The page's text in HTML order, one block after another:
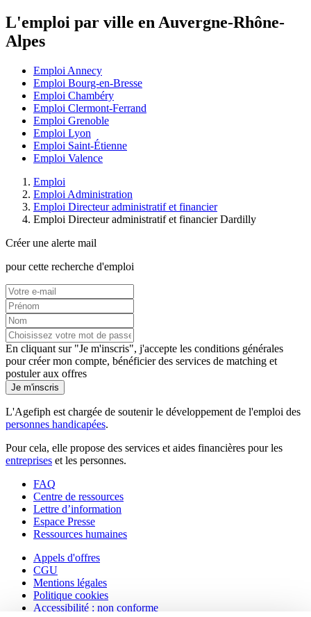
L'emploi par ville en Auvergne-Rhône-
Alpes
Emploi Annecy
Emploi Bourg-en-Bresse
Emploi Chambéry
Emploi Clermont-Ferrand
Emploi Grenoble
Emploi Lyon
Emploi Saint-Étienne
Emploi Valence
Emploi
Emploi Administration
Emploi Directeur administratif et financier
Emploi Directeur administratif et financier Dardilly
Créer une alerte mail
pour cette recherche d'emploi
En cliquant sur "Je m'inscris", j'accepte les conditions générales
pour créer mon compte, bénéficier des services de matching et
postuler aux offres
Je m'inscris
L'Agefiph est chargée de soutenir le développement de l'emploi des
personnes handicapées.
Pour cela, elle propose des services et aides financières pour les
entreprises et les personnes.
FAQ
Centre de ressources
Lettre d’information
Espace Presse
Ressources humaines
Appels d'offres
CGU
Mentions légales
Politique cookies
Accessibilité : non conforme